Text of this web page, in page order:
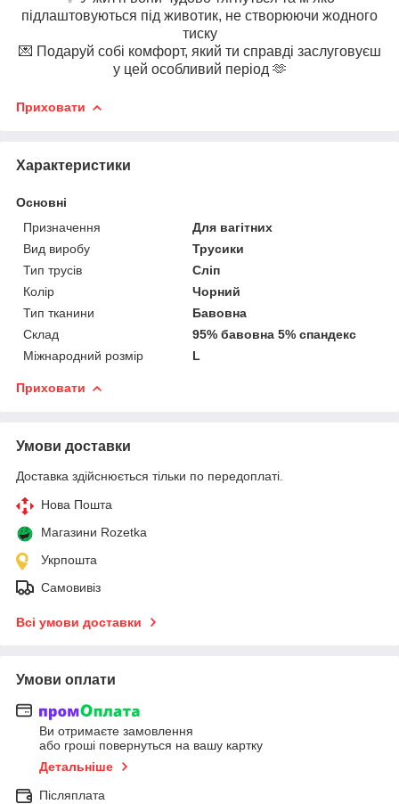
підлаштовуються під животик, не створюючи жодного
тиску
💌 Подаруй собі комфорт, який ти справді заслуговуєш
у цей особливий період 🫶
Приховати
Характеристики
Основні
Призначення
Для вагітних
Вид виробу
Трусики
Тип трусів
Сліп
Колір
Чорний
Тип тканини
Бавовна
Склад
95% бавовна 5% спандекс
Міжнародний розмір
L
Приховати
Умови доставки
Доставка здійснюється тільки по передоплаті.
Нова Пошта
Магазини Rozetka
Укрпошта
Самовивіз
Всі умови доставки
Умови оплати
Ви отримаєте замовлення
або гроші повернуться на вашу картку
Детальніше
Післяплата